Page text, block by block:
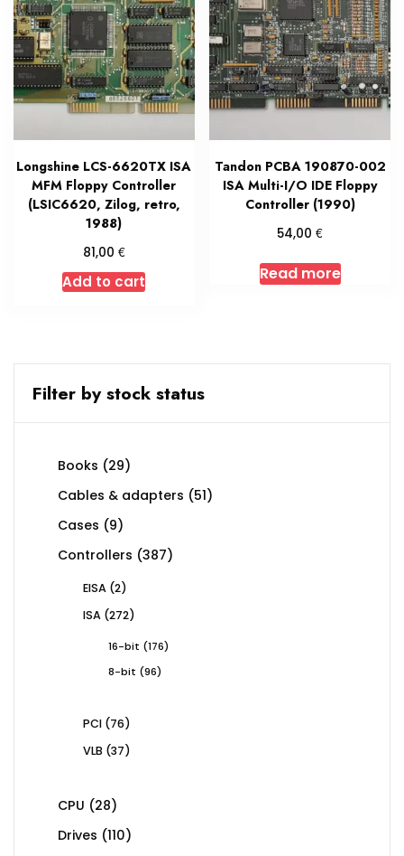
Longshine LCS-6620TX ISA
MFM Floppy Controller
(LSIC6620, Zilog, retro,
1988)
81,00 €
Add to cart
Tandon PCBA 190870-002
ISA Multi-I/O IDE Floppy
Controller (1990)
54,00€
Read more
Filter by stock status
Books 2929
Cables & adapters 5151
Cases 99
products
Controllers 387387
EISA 22
ISA 272272
16-bit 176176
8-bit
9696
PCI 7676
VLB 3737
CPU 2828
products
Drives 110110